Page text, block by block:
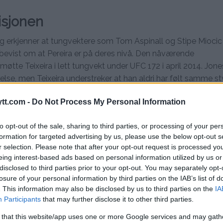
- Do Not Process My Personal Information
opt-out of the sale, sharing to third parties, or processing of your
for targeted advertising by us, please use the below opt-out
selection. Please note that after your opt-out request is processed
interest-based ads based on personal information utilized by us
to third parties prior to your opt-out. You may separately
of your personal information by third parties on the IAB’s list of
This information may also be disclosed by us to third parties on the
Participants that may further disclose it to other third parties.
that this website/app uses one or more Google services and may
erkjenner at tungvektere som Tom Aspinall og Stipe
om at Pereira er på deres nivå. Den nåværende
Teixeira i lett tungvekt under UFC 172 i april 2014.
men Teixeira understreker at han aldri har følt samme
en utrolig fighter og en fantastisk kampsportutøver. Men når
Alex er annerledes. Jeg har aldri sparret med en som slår så
i flere vektklasser gjør ham til en av de mest spennende
både lett tungvekt og potensielt tungvekt får mange til å
mot Rountree kan Pereira ytterligere befeste sin posisjon